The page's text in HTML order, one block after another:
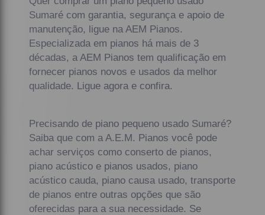
Sumaré com garantia, segurança e apoio de
manutenção, ligue na AEM Pianos.
Especializada em pianos há mais de 3
décadas, a AEM Pianos tem qualificação em
fornecer pianos novos e usados da melhor
qualidade. Ligue agora e confira.
Precisando de piano pequeno usado Sumaré?
Saiba que com a A.E.M. Pianos você pode
achar serviços como conserto de pianos,
piano acústico e pianos usados, piano
acústico cauda, piano causa usado, transporte
de pianos entre outras opções que são
oferecidas para a sua necessidade. Se